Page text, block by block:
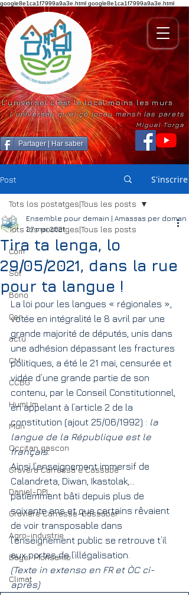
google8e1ca1f7999a9a3e.html google8e1ca1f7999a9a3e.html
Partager | Har saber
L'universel c'est le local moins les murs
L'universau qu'ei çò locau mensh las parets
Miguel Torga
Post S'inscrire
Tots los postatges|Tous les posts
Com
Sol
Bono
Gen
actu
CM
CCBG
HumUm
Mun
Occitan gascon
Gravèra Carressa e Cassabè
Daniel-DPL
Gravière Carresse-Cassaber
Agro-industrie
Bayer Monsanto
Climat
Tots los postatges|Tous les posts
Tira ta lenga, lo
29/05/2021, dans la rue
pour ta langue !
Ensemble pour demain | Amassas per doman
27 mai 2021
La loi pour les langues « régionales »,
votée en intégralité le 8 avril par une
grande majorité de députés, unis dans
une adhésion dépassant les fractures
politiques, a été le 21 mai, censurée et
vidée d’une grande partie de son
contenu, par le Conseil Constitutionnel,
en appelant à l’article 2 de la
constitution (ajout 25/06/1992) : la
langue de la République est le
français.
Ainsi l’enseignement immersif de
Calandreta, Diwan, Ikastolak,...
patiemment bâti depuis plus de
soixante ans et que certains rêvaient
de voir transposable dans
l’enseignement public se retrouve t’il
aux portes de l’illégalisation.
(Texte in extenso en FR et ÒC ci-
après)